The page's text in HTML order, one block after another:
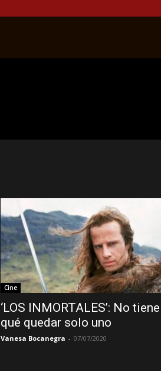
Cine
‘LOS INMORTALES’: No
qué quedar solo uno
Vanesa Bocanegra - 07/07/2020